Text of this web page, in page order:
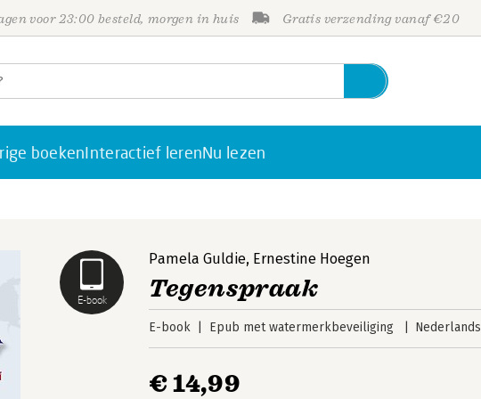
voor 23:00 besteld, morgen in huis Gratis verzending vanaf €20
boekenInteractief lerenNu lezen
E-book
Pamela Guldie, Ernestine Hoegen
Tegenspraak
E-book Epub met watermerkbeveiliging Nederlands
€ 14,99
Personen